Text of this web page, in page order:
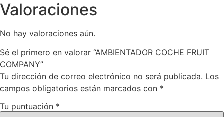
Valoraciones
No hay valoraciones aún.
Sé el primero en valorar “AMBIENTADOR COCHE FRUIT
COMPANY”
Tu dirección de correo electrónico no será publicada. Los
campos obligatorios están marcados con *
Tu puntuación *